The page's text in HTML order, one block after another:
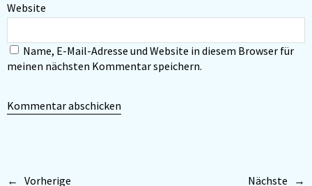
Website
Name, E-Mail-Adresse und Website in diesem Browser für
meinen nächsten Kommentar speichern.
Vorherige Nächste